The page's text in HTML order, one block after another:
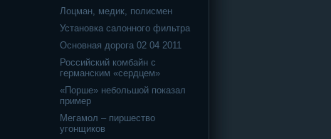
Лоцман, медик, полисмен
Установка салонного фильтра
Основная дорога 02 04 2011
Российский комбайн с
германским «сердцем»
«Порше» небольшой показал
пример
Мегамол – пиршество
угонщиков